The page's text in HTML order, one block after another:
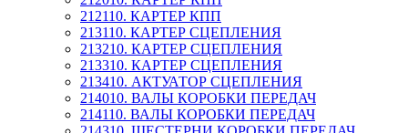
212110. КАРТЕР КПП
213110. КАРТЕР СЦЕПЛЕНИЯ
213210. КАРТЕР СЦЕПЛЕНИЯ
213310. КАРТЕР СЦЕПЛЕНИЯ
213410. АКТУАТОР СЦЕПЛЕНИЯ
214010. ВАЛЫ КОРОБКИ ПЕРЕДАЧ
214110. ВАЛЫ КОРОБКИ ПЕРЕДАЧ